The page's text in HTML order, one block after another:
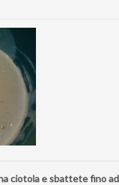
ciotola e sbattete fino